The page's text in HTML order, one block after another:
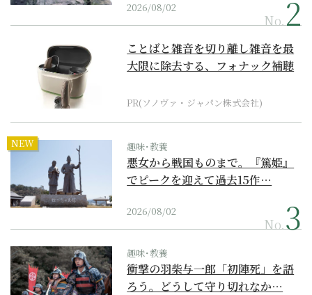
2026/08/02
No.
ことばと雑音を切り離し雑音を最
大限に除去する、フォナック補聴
PR(ソノヴァ・ジャパン株式会社)
NEW 趣味･教養
悪女から戦国ものまで。『篤姫』
でピークを迎えて過去15作…
2026/08/02
No.
趣味･教養
衝撃の羽柴与一郎「初陣死」を語
ろう。どうして守り切れなか…